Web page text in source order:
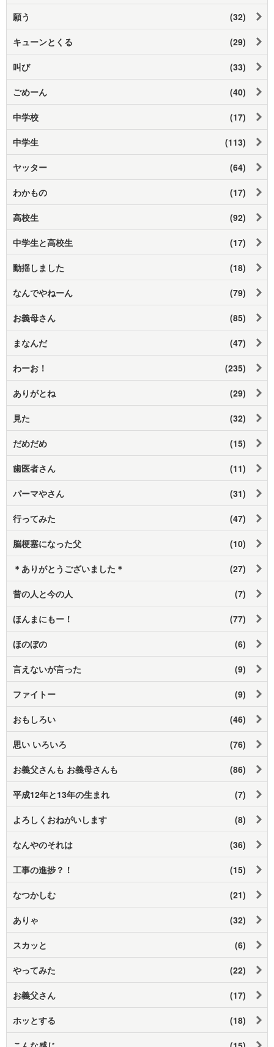
願う (32)
キューンとくる (29)
叫び (33)
ごめーん (40)
中学校 (17)
中学生 (113)
ヤッター (64)
わかもの (17)
高校生 (92)
中学生と高校生 (17)
動揺しました (18)
なんでやねーん (79)
お義母さん (85)
まなんだ (47)
わーお！ (235)
ありがとね (29)
見た (32)
だめだめ (15)
歯医者さん (11)
パーマやさん (31)
行ってみた (47)
脳梗塞になった父 (10)
＊ありがとうございました＊ (27)
昔の人と今の人 (7)
ほんまにもー！ (77)
ほのぼの (6)
言えないが言った (9)
ファイトー (9)
おもしろい (46)
思い いろいろ (76)
お義父さんも お義母さんも (86)
平成12年と13年の生まれ (7)
よろしくおねがいします (8)
なんやのそれは (36)
工事の進捗？！ (15)
なつかしむ (21)
ありゃ (32)
スカッと (6)
やってみた (22)
お義父さん (17)
ホッとする (18)